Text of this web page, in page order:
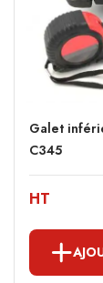
Galet
C345
HT